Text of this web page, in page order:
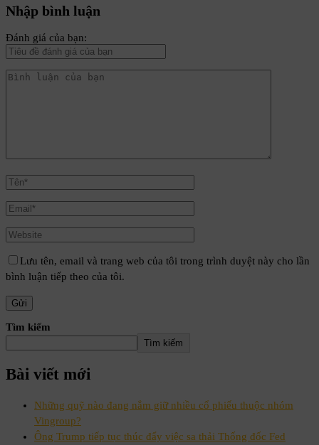
Nhập bình luận
Đánh giá của bạn:
Lưu tên, email và trang web của tôi trong trình duyệt này cho lần
bình luận tiếp theo của tôi.
Tìm kiếm
Tìm kiếm
Bài viết mới
Những quỹ nào đang nắm giữ nhiều cổ phiếu thuộc nhóm
Vingroup?
Ông Trump tiếp tục thúc đẩy việc sa thải Thống đốc Fed